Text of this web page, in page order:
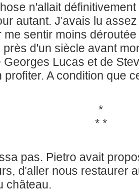
n'allait
autant. J'avais lu
me sentir moins
près d'un siècle avant
Georges Lucas et de
profiter. A condition que
*
* *
pas. Pietro avait
d'aller nous restaurer
château.